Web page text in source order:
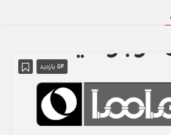
54 بازدید